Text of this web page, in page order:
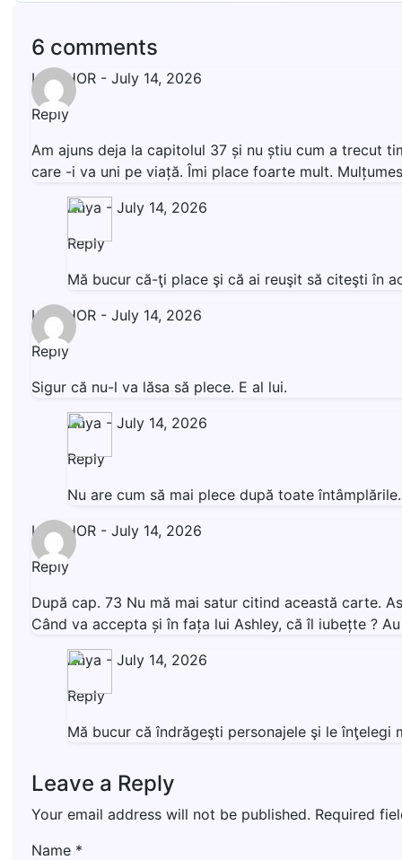
6 comments
LIVISHOR - July 14, 2026
Reply
Am ajuns deja la capitolul 37 și nu știu cum a trecut
care -i va uni pe viață. Îmi place foarte mult.
Anya - July 14, 2026
Reply
Mă bucur că-ţi place şi că ai reuşit să citeşti în
LIVISHOR - July 14, 2026
Reply
Sigur că nu-l va lăsa să plece. E al lui.
Anya - July 14, 2026
Reply
Nu are cum să mai plece după toate
LIVISHOR - July 14, 2026
Reply
După cap. 73 Nu mă mai satur citind această carte.
Când va accepta și în fața lui Ashley, că îl iubețte ?
Anya - July 14, 2026
Reply
Mă bucur că îndrăgeşti personajele şi le
Leave a Reply
Your email address will not be published. Required
Name *